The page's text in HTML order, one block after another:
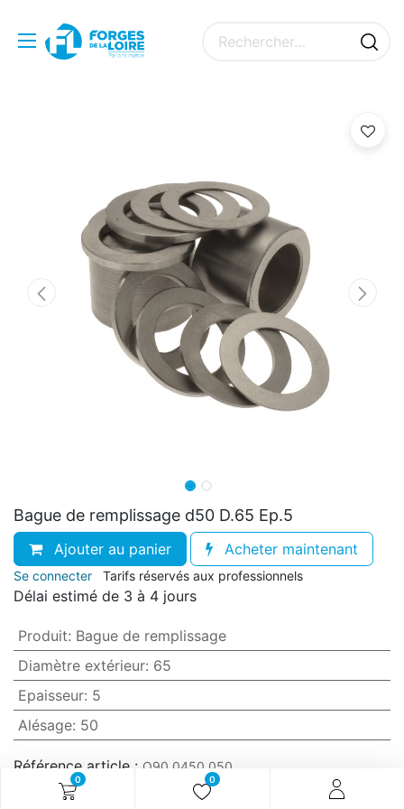
0 0
Bague de remplissage d50 D.65 Ep.5
Ajouter au panier Acheter maintenant
Se connecter Tarifs réservés aux professionnels
Délai estimé de 3 à 4 jours
Produit: Bague de remplissage
Diamètre extérieur: 65
Epaisseur: 5
Alésage: 50
Référence article : O90.0450.050